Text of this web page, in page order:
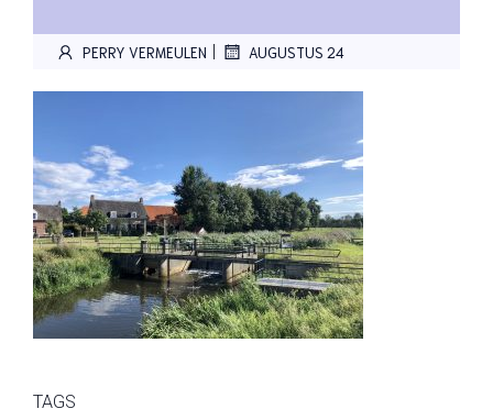
PERRY VERMEULEN | AUGUSTUS 24
TAGS